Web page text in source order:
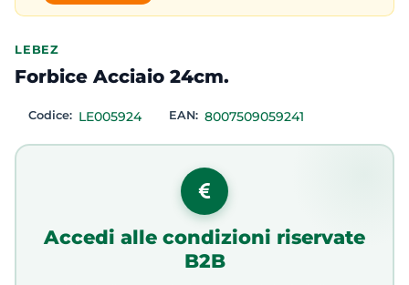
LEBEZ
Forbice Acciaio 24cm.
Codice: LE005924 EAN: 8007509059241
Accedi alle condizioni riservate
B2B